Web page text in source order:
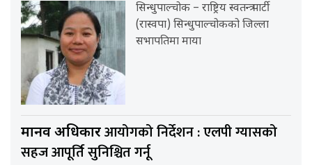
सिन्धुपाल्चोक – राष्ट्रिय स्वतन्त्र पार्टी
(रास्वपा) सिन्धुपाल्चोकको जिल्ला
सभापतिमा माया
मानव अधिकारआयोगको निर्देशन : एलपी ग्यासको
सहज आपूर्ति सुनिश्चित गर्नू